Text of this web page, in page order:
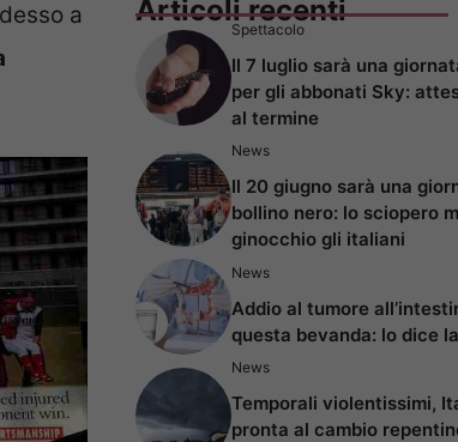
a
Articoli recenti
Spettacolo
Il 7 luglio sarà una
per gli abbonati Sky:
al termine
News
Il 20 giugno sarà una
bollino nero: lo sciopero
ginocchio gli italiani
News
Addio al tumore
questa bevanda: lo dice
News
Temporali violentissimi,
pronta al cambio